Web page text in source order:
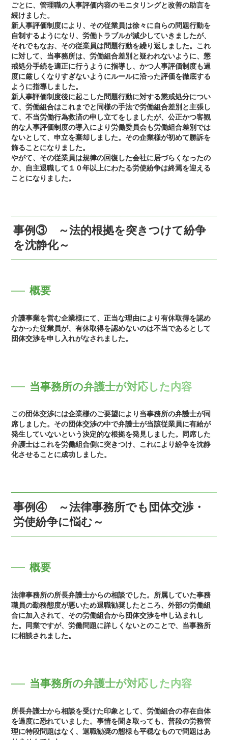
ごとに、管理職の人事評価内容のモニタリングと改善の助言を
続けました。
新人事評価制度により、その従業員は徐々に自らの問題行動を
自制するようになり、労働トラブルが減少していきましたが、
それでもなお、その従業員は問題行動を繰り返しました。これ
に対して、当事務所は、労働組合差別と疑われないように、懲
戒処分手続を適正に行うように指導し、かつ人事評価制度も過
度に厳しくなりすぎないようにルールに沿った評価を徹底する
ように指導しました。
新人事評価制度後に起こした問題行動に対する懲戒処分につい
て、労働組合はこれまでと同様の手法で労働組合差別と主張し
て、不当労働行為救済の申し立てをしましたが、公正かつ客観
的な人事評価制度の導入により労働委員会も労働組合差別では
ないとして、申立を棄却しました。その企業様が初めて勝訴を
飾ることになりました。
やがて、その従業員は規律の回復した会社に居づらくなったの
か、自主退職して１０年以上にわたる労使紛争は終焉を迎える
ことになりました。
事例③ ～法的根拠を突きつけて紛争
を沈静化～
概要
介護事業を営む企業様にて、正当な理由により有休取得を認め
なかった従業員が、有休取得を認めないのは不当であるとして
団体交渉を申し入れがなされました。
当事務所の弁護士が対応した内容
この団体交渉には企業様のご要望により当事務所の弁護士が同
席しました。その団体交渉の中で弁護士が当該従業員に有給が
発生していないという決定的な根拠を発見しました。同席した
弁護士はこれを労働組合側に突きつけ、これにより紛争を沈静
化させることに成功しました。
事例④ ～法律事務所でも団体交渉・
労使紛争に悩む～
概要
法律事務所の所長弁護士からの相談でした。所属していた事務
職員の勤務態度が悪いため退職勧奨したところ、外部の労働組
合に加入されて、その労働組合から団体交渉を申し込まれし
た。同業ですが、労働問題に詳しくないとのことで、当事務所
に相談されました。
当事務所の弁護士が対応した内容
所長弁護士から相談を受けた印象として、労働組合の存在自体
を過度に恐れていました。事情を聞き取っても、普段の労務管
理に特段問題はなく、退職勧奨の態様も平穏なもので問題はあ